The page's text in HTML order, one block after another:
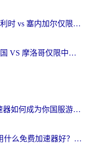
在海外看世界杯比利时 vs 塞内加尔仅限中国大陆？我找到了最流畅的中文解说之路
在国外看世界杯法国 VS 摩洛哥仅限中国大陆？海外党这样看中文解说赛事不卡顿
在澳洲，BanG加速器如何成为你国服游戏的“时光机”？
玩崩坏学园2海外用什么免费加速器好？2026海外党亲测国服游戏加速指南